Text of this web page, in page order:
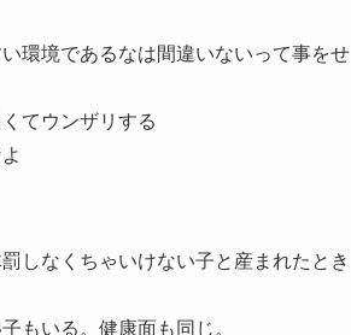
環境であるなは間違いないって事をせ
てウンザリする
しなくちゃいけない子と産まれたとき
もいる。健康面も同じ。